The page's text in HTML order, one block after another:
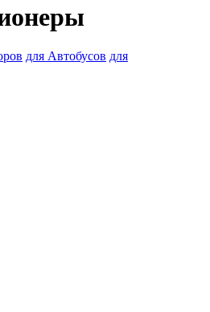
для Автобусов для